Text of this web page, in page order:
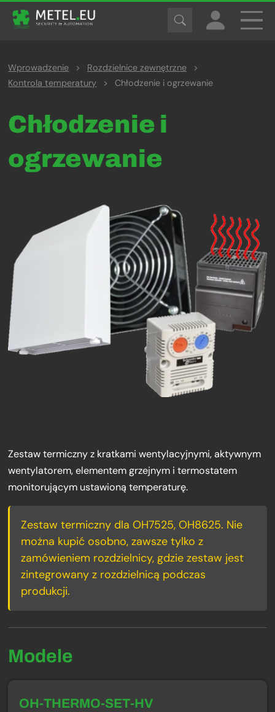
Wprowadzenie > Rozdzielnice zewnętrzne
>
Kontrola temperatury
> Chłodzenie i ogrzewanie
Chłodzenie i
ogrzewanie
Zestaw termiczny z kratkami wentylacyjnymi, aktywnym
wentylatorem, elementem grzejnym i termostatem
monitorującym ustawioną temperaturę.
Zestaw termiczny dla OH7525, OH8625. Nie
można kupić osobno, zawsze tylko z
zamówieniem rozdzielnicy, gdzie zestaw jest
zintegrowany z rozdzielnicą podczas
produkcji.
Modele
OH-THERMO-SET-HV